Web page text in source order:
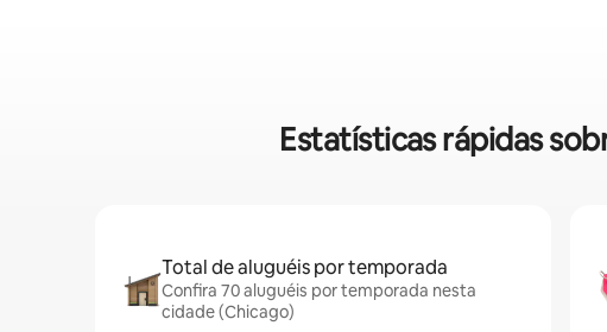
Estatísticas rápidas
Total de aluguéis por temporada
Confira 70 aluguéis por temporada nesta
cidade (Chicago)